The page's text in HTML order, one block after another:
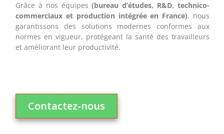
Grâce à nos équipes (bureau d’études, R&D, technico-
commerciaux et production intégrée en France), nous
garantissons des solutions modernes conformes aux
normes en vigueur, protégeant la santé des travailleurs
et améliorant leur productivité.
Contactez-nous